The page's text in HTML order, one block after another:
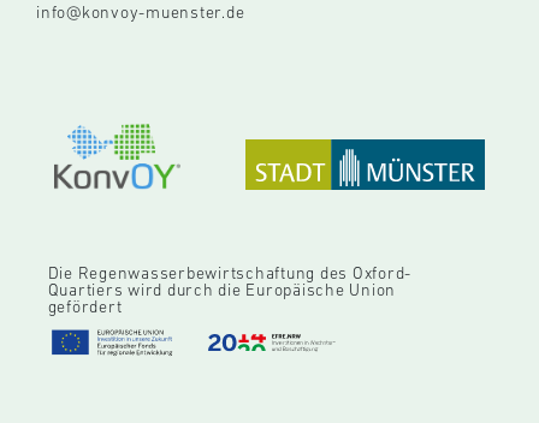
info@konvoy-muenster.de
Die Regenwasserbewirtschaftung des Oxford-
Quartiers wird durch die Europäische Union
gefördert